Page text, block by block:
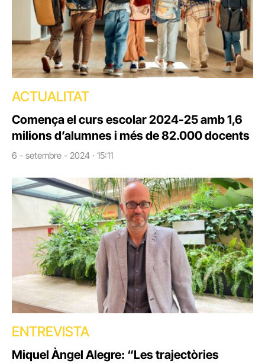
ACTUALITAT
Comença el curs escolar 2024-25 amb 1,6
milions d’alumnes i més de 82.000 docents
6 - setembre - 2024 · 15:11
ENTREVISTA
Miquel Àngel Alegre: “Les trajectòries